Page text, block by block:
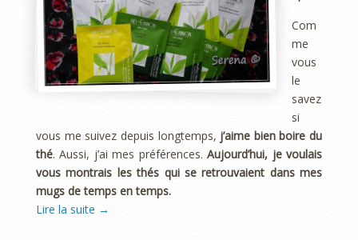
Com
me
vous
le
savez
si
vous me suivez depuis longtemps, j’aime bien boire du
thé. Aussi, j’ai mes préférences.Aujourd’hui, je voulais
vous montrais les thés qui se retrouvaient dans mes
mugs de temps en temps.
Lire la suite →